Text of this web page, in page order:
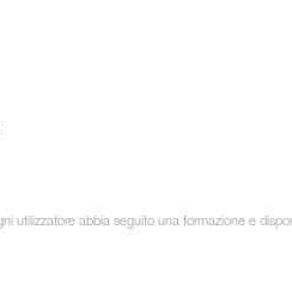
utilizzatore abbia seguito una formazione e